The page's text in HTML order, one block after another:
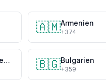
🇦🇲Armenien
+374
Bosnien und Herzegowina 🇧🇬Bulgarien
+359